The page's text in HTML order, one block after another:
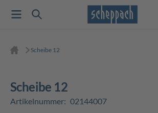
Scheibe 12
Scheibe 12
Artikelnummer: 02144007